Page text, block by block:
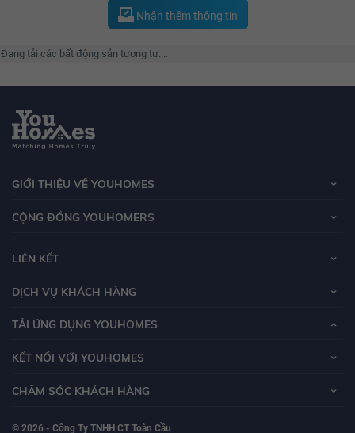
Nhận thêm thông tin
tải các bất động sản tương tự....
GIỚI THIỆU VỀ YOUHOMES
CỘNG ĐỒNG YOUHOMERS
LIÊN KẾT
DỊCH VỤ KHÁCH HÀNG
TẢI ỨNG DỤNG YOUHOMES
KẾT NỐI VỚI YOUHOMES
CHĂM SÓC KHÁCH HÀNG
© 2026 - Công Ty TNHH CT Toàn Cầu